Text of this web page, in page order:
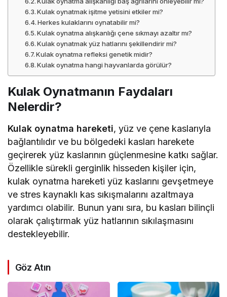
Kulak oynatmak işitme yetisini etkiler mi?
Herkes kulaklarını oynatabilir mi?
Kulak oynatma alışkanlığı çene sıkmayı azaltır mı?
Kulak oynatmak yüz hatlarını şekillendirir mi?
Kulak oynatma refleksi genetik midir?
Kulak oynatma hangi hayvanlarda görülür?
Kulak Oynatmanın Faydaları
Nelerdir?
Kulak oynatma hareketi, yüz ve çene kaslarıyla
bağlantılıdır ve bu bölgedeki kasları harekete
geçirerek yüz kaslarının güçlenmesine katkı sağlar.
Özellikle sürekli gerginlik hisseden kişiler için,
kulak oynatma hareketi yüz kaslarını gevşetmeye
ve stres kaynaklı kas sıkışmalarını azaltmaya
yardımcı olabilir. Bunun yanı sıra, bu kasları bilinçli
olarak çalıştırmak yüz hatlarının sıkılaşmasını
destekleyebilir.
Göz Atın